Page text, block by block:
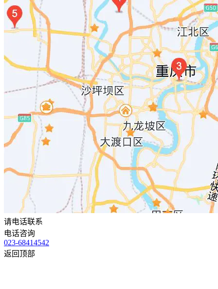
请电话联系
电话咨询
023-68414542
返回顶部